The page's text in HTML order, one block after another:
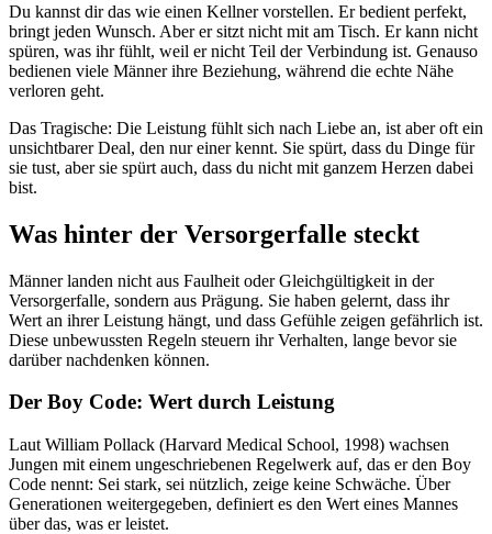
Du kannst dir das wie einen Kellner vorstellen. Er bedient perfekt,
bringt jeden Wunsch. Aber er sitzt nicht mit am Tisch. Er kann nicht
spüren, was ihr fühlt, weil er nicht Teil der Verbindung ist. Genauso
bedienen viele Männer ihre Beziehung, während die echte Nähe
verloren geht.
Das Tragische: Die Leistung fühlt sich nach Liebe an, ist aber oft ein
unsichtbarer Deal, den nur einer kennt. Sie spürt, dass du Dinge für
sie tust, aber sie spürt auch, dass du nicht mit ganzem Herzen dabei
bist.
Was hinter der Versorgerfalle steckt
Männer landen nicht aus Faulheit oder Gleichgültigkeit in der
Versorgerfalle, sondern aus Prägung. Sie haben gelernt, dass ihr
Wert an ihrer Leistung hängt, und dass Gefühle zeigen gefährlich ist.
Diese unbewussten Regeln steuern ihr Verhalten, lange bevor sie
darüber nachdenken können.
Der Boy Code: Wert durch Leistung
Laut William Pollack (Harvard Medical School, 1998) wachsen
Jungen mit einem ungeschriebenen Regelwerk auf, das er den Boy
Code nennt: Sei stark, sei nützlich, zeige keine Schwäche. Über
Generationen weitergegeben, definiert es den Wert eines Mannes
über das, was er leistet.